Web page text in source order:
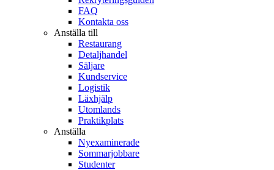
FAQ
Kontakta oss
Anställa till
Restaurang
Detaljhandel
Säljare
Kundservice
Logistik
Läxhjälp
Utomlands
Praktikplats
Anställa
Nyexaminerade
Sommarjobbare
Studenter